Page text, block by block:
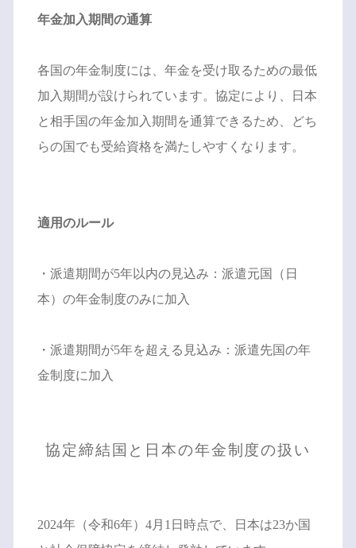
年金加入期間の通算
各国の年金制度には、年金を受け取るための最低
加入期間が設けられています。協定により、日本
と相手国の年金加入期間を通算できるため、どち
らの国でも受給資格を満たしやすくなります。
適用のルール
・派遣期間が5年以内の見込み：派遣元国（日
本）の年金制度のみに加入
・派遣期間が5年を超える見込み：派遣先国の年
金制度に加入
協定締結国と日本の年金制度の扱い
2024年（令和6年）4月1日時点で、日本は23か国